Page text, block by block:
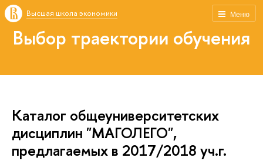
Меню
Высшая школа экономики
Выбор траектории обучения
Каталог общеуниверситетских
дисциплин "МАГОЛЕГО",
предлагаемых в 2017/2018 уч.г.